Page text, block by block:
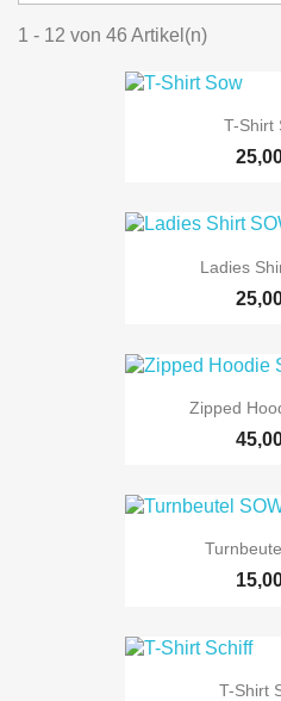
1 - 12 von 46 Artikel(n)
T-Shirt
Ladies
Zipped
T-Shirt